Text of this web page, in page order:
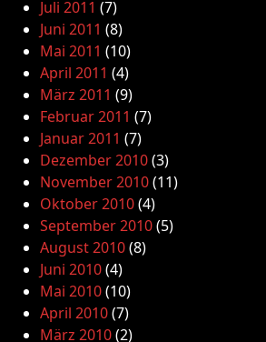
Juli 2011 (7)
Juni 2011 (8)
Mai 2011 (10)
April 2011 (4)
März 2011 (9)
Februar 2011 (7)
Januar 2011 (7)
Dezember 2010(3)
November 2010(11)
Oktober 2010(4)
September 2010(5)
August 2010(8)
Juni 2010(4)
Mai 2010(10)
April 2010(7)
März 2010(2)